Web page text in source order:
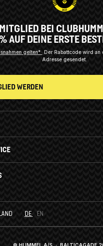
BEI
AUF DEINE ERSTE
gelten* Der Rabattcode wird
Adresse gesendet.
WERDEN
DE EN